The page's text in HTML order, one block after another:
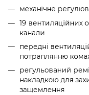
механічне
19 вентиляційних
канали
передні
потраплянню
регульований
накладкою для
защемлення